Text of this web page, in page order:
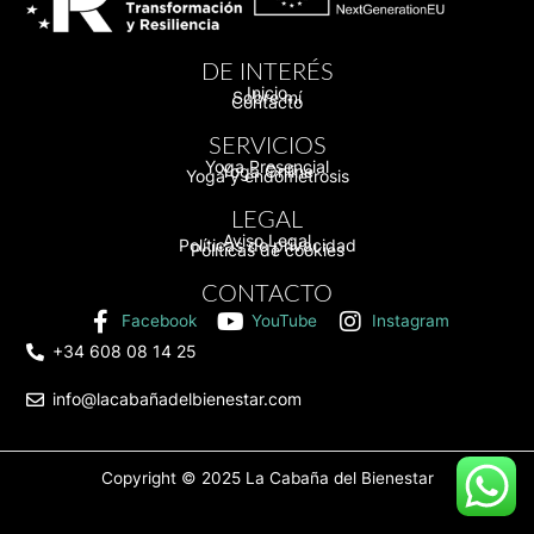
DE INTERÉS
Inicio
Sobre mí
Contacto
SERVICIOS
Yoga Presencial
Yoga Online
Yoga y endometrosis
LEGAL
Aviso Legal
Políticas de privacidad
Políticas de cookies
CONTACTO
Facebook YouTube Instagram
+34 608 08 14 25
info@lacabañadelbienestar.com
Copyright © 2025 La Cabaña del Bienestar